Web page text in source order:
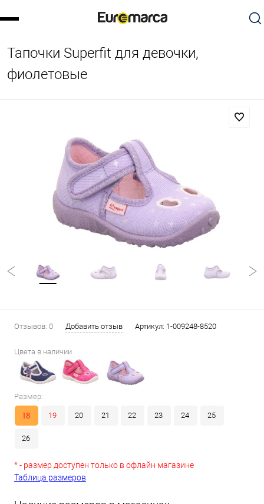
Тапочки Superfit для девочки,
фиолетовые
Отзывов: 0 Добавить отзыв Артикул: 1-009248-8520
Цвета в наличии
Размер:
18 19 20 21 22 23 24 25
26
* - размер доступен только в офлайн магазине
Таблица размеров